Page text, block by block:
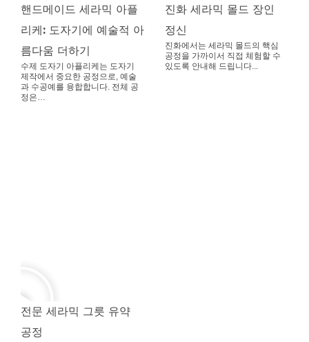
핸드메이드 세라믹 아플
리케: 도자기에 예술적 아
름다움 더하기
수제 도자기 아플리케는 도자기
제작에서 중요한 공정으로, 예술
과 수공예를 융합합니다. 전체 공
정은…
진화 세라믹 몰드 장인
정신
진화에서는 세라믹 몰드의 핵심
공정을 가까이서 직접 체험할 수
있도록 안내해 드립니다...
전문 세라믹 그릇 유약
공정